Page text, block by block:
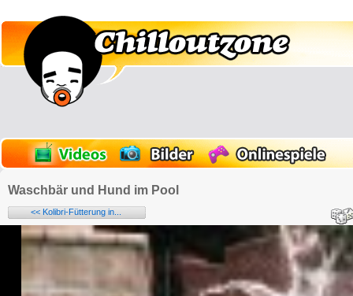
Waschbär und Hund im Pool
<< Kolibri-Fütterung in...